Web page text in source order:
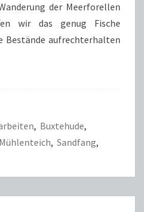
der Meerforellen
wir das genug Fische
Bestände aufrechterhalten
, Buxtehude,
Mühlenteich, Sandfang,